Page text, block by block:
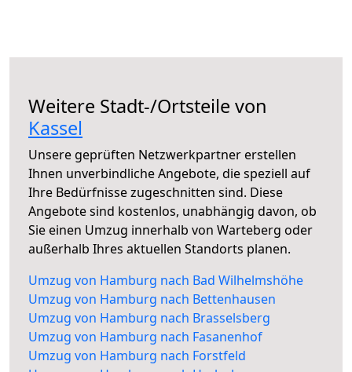
Weitere Stadt-/Ortsteile von
Kassel
Unsere geprüften Netzwerkpartner erstellen
Ihnen unverbindliche Angebote, die speziell auf
Ihre Bedürfnisse zugeschnitten sind. Diese
Angebote sind kostenlos, unabhängig davon, ob
Sie einen Umzug innerhalb von Warteberg oder
außerhalb Ihres aktuellen Standorts planen.
Umzug von Hamburg nach Bad Wilhelmshöhe
Umzug von Hamburg nach Bettenhausen
Umzug von Hamburg nach Brasselsberg
Umzug von Hamburg nach Fasanenhof
Umzug von Hamburg nach Forstfeld